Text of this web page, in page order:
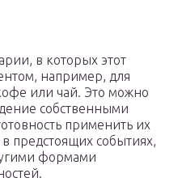
в которых этот
например, для
или чай. Это можно
собственными
применить их
предстоящих событиях,
формами